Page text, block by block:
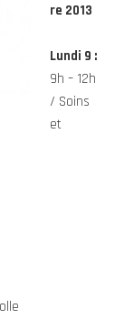
re 2013
Lundi 9 :
9h – 12h
/ Soins
et